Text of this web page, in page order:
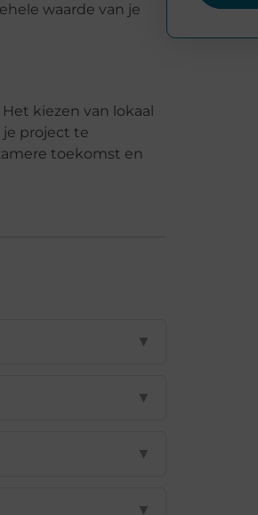
waarde van je
kiezen van lokaal
project te
toekomst en
▼
▼
▼
▼